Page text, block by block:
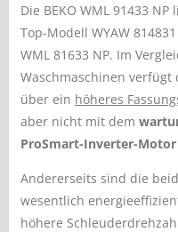
Die BEKO WML 91433
Top-Modell WYAW
WML 81633 NP. Im
Waschmaschinen verfügt
über ein höheres
aber nicht mit dem
ProSmart-Inverter-
Andererseits sind die
wesentlich
höhere